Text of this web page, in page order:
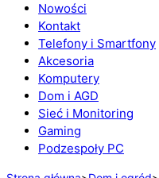
Nowości
Kontakt
Telefony i Smartfony
Akcesoria
Komputery
Dom i AGD
Sieć i Monitoring
Gaming
Podzespoły PC